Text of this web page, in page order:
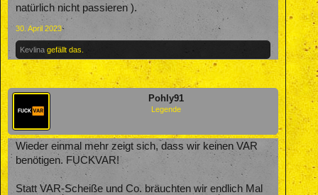
natürlich nicht passieren ).
30. April 2023
Kevlina gefällt das.
Pohly91
Legende
Wieder einmal mehr zeigt sich, dass wir keinen VAR
benötigen. FUCKVAR!
Statt VAR-Scheiße und Co. bräuchten wir endlich Mal